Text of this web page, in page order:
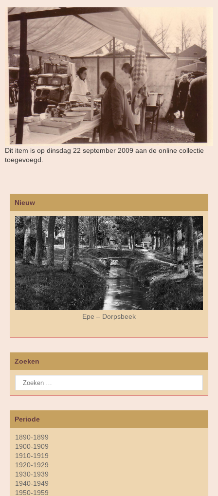
Dit item is op dinsdag 22 september 2009 aan de online collectie
toegevoegd.
Nieuw
Epe – Dorpsbeek
Zoeken
Periode
1890-1899
1900-1909
1910-1919
1920-1929
1930-1939
1940-1949
1950-1959